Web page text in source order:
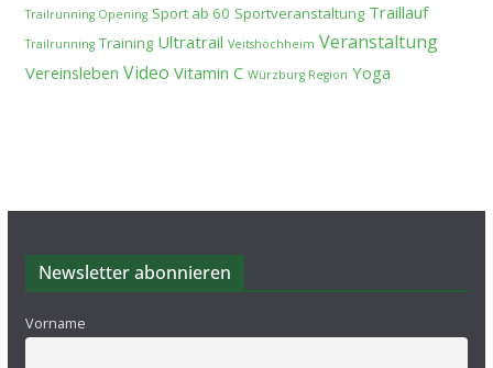
Trailrunning Opening Sport ab 60 Sportveranstaltung Traillauf
Trailrunning Training Ultratrail Veitshöchheim Veranstaltung
Vereinsleben Video Vitamin C Würzburg Region Yoga
Newsletter abonnieren
Vorname